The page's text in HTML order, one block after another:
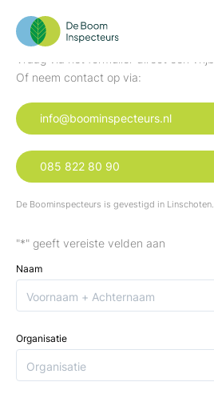
Offerte aanvragen
Of neem contact op via:
info@boominspecteurs.nl
085 822 80 90
De Boominspecteurs is gevestigd in Linschoten.
"*" geeft vereiste velden aan
Naam
Organisatie